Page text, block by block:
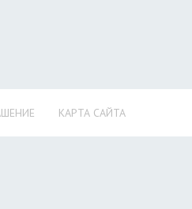
КАРТА САЙТА